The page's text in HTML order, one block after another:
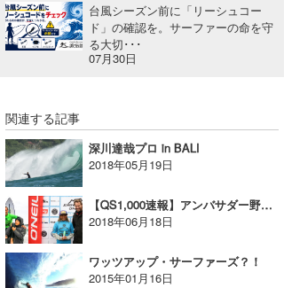
台風シーズン前に「リーシュコー
ド」の確認を。サーファーの命を守
る大切･･･
07月30日
関連する記事
深川達哉プロ in BALI
2018年05月19日
【QS1,000速報】アンバサダー野中美波プロが優勝！！
2018年06月18日
ワッツアップ・サーファーズ？！
2015年01月16日